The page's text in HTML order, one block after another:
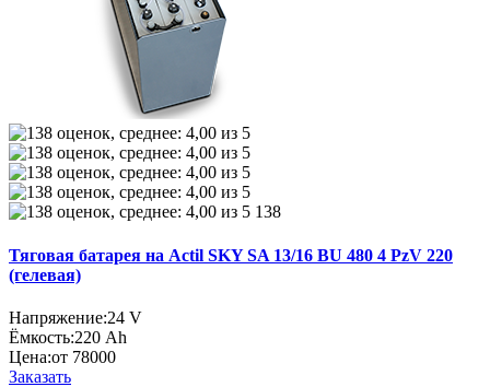
138
Тяговая батарея на Actil SKY SA 13/16 BU 480 4 PzV 220
(гелевая)
Напряжение:24 V
Ёмкость:220 Ah
Цена:от 78000
Заказать